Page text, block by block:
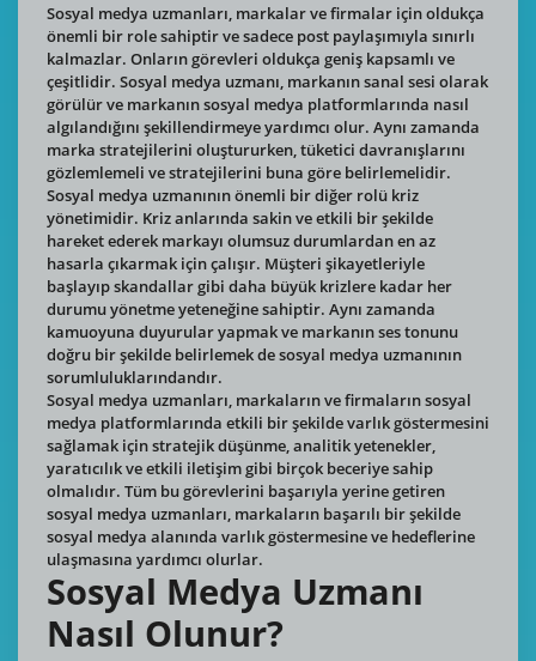
Sosyal medya uzmanları, markalar ve firmalar için oldukça
önemli bir role sahiptir ve sadece post paylaşımıyla sınırlı
kalmazlar. Onların görevleri oldukça geniş kapsamlı ve
çeşitlidir. Sosyal medya uzmanı, markanın sanal sesi olarak
görülür ve markanın sosyal medya platformlarında nasıl
algılandığını şekillendirmeye yardımcı olur. Aynı zamanda
marka stratejilerini oluştururken, tüketici davranışlarını
gözlemlemeli ve stratejilerini buna göre belirlemelidir.
Sosyal medya uzmanının önemli bir diğer rolü kriz
yönetimidir. Kriz anlarında sakin ve etkili bir şekilde
hareket ederek markayı olumsuz durumlardan en az
hasarla çıkarmak için çalışır. Müşteri şikayetleriyle
başlayıp skandallar gibi daha büyük krizlere kadar her
durumu yönetme yeteneğine sahiptir. Aynı zamanda
kamuoyuna duyurular yapmak ve markanın ses tonunu
doğru bir şekilde belirlemek de sosyal medya uzmanının
sorumluluklarındandır.
Sosyal medya uzmanları, markaların ve firmaların sosyal
medya platformlarında etkili bir şekilde varlık göstermesini
sağlamak için stratejik düşünme, analitik yetenekler,
yaratıcılık ve etkili iletişim gibi birçok beceriye sahip
olmalıdır. Tüm bu görevlerini başarıyla yerine getiren
sosyal medya uzmanları, markaların başarılı bir şekilde
sosyal medya alanında varlık göstermesine ve hedeflerine
ulaşmasına yardımcı olurlar.
Sosyal Medya Uzmanı
Nasıl Olunur?